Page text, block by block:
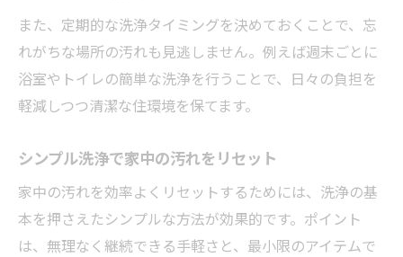
また、定期的な洗浄タイミングを決めておくことで、忘
れがちな場所の汚れも見逃しません。例えば週末ごとに
浴室やトイレの簡単な洗浄を行うことで、日々の負担を
軽減しつつ清潔な住環境を保てます。
シンプル洗浄で家中の汚れをリセット
家中の汚れを効率よくリセットするためには、洗浄の基
本を押さえたシンプルな方法が効果的です。ポイント
は、無理なく継続できる手軽さと、最小限のアイテムで